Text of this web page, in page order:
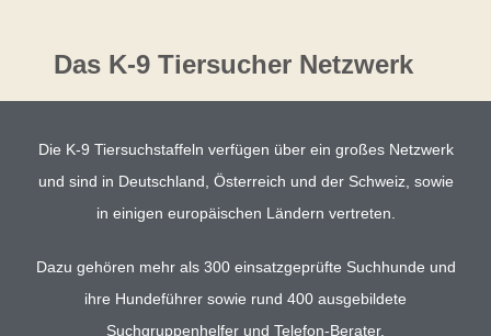
Das K-9 Tiersucher Netzwerk
Die K-9 Tiersuchstaffeln verfügen über ein großes Netzwerk
und sind in Deutschland, Österreich und der Schweiz, sowie
in einigen europäischen Ländern vertreten.
Dazu gehören mehr als 300 einsatzgeprüfte Suchhunde und
ihre Hundeführer sowie rund 400 ausgebildete
Suchgruppenhelfer und Telefon-Berater.